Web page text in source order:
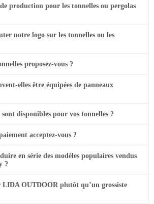
production pour les tonnelles ou pergolas
notre logo sur les tonnelles ou les
proposez-vous ?
elles être équipées de panneaux
disponibles pour vos tonnelles ?
acceptez-vous ?
en série des modèles populaires vendus
?
OUTDOOR plutôt qu’un grossiste